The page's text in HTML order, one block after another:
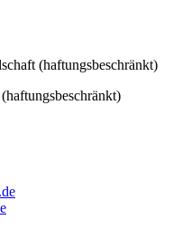
(haftungsbeschränkt)